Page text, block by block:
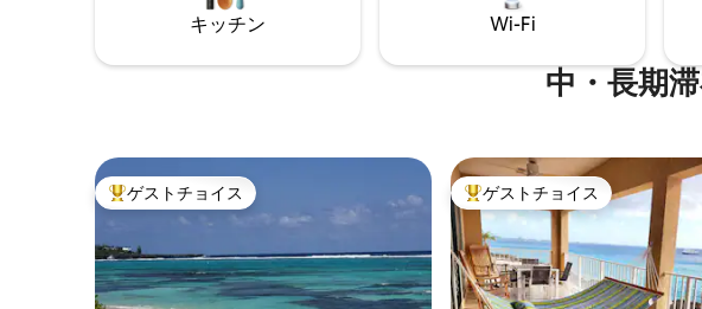
完璧で忘れられない滞在を提
キッチン Wi-Fi
中・長期
大好評のゲストチョイスです。
ゲストチョイス 大好評のゲストチョイスです。
ゲストチョイス